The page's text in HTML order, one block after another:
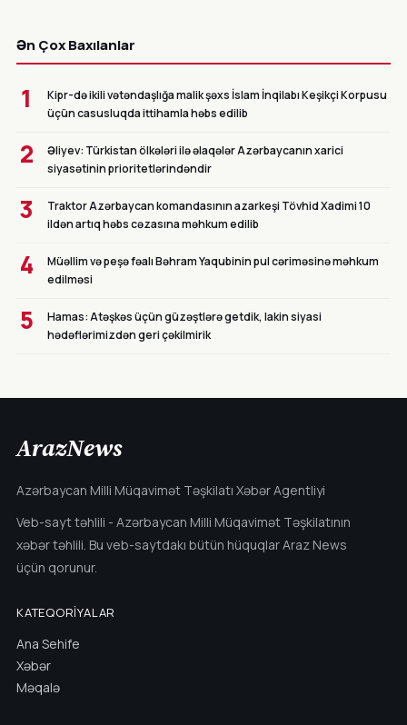
Ən Çox Baxılanlar
1
Kipr-də ikili vətəndaşlığa malik şəxs İslam İnqilabı Keşikçi Korpusu
üçün casusluqda ittihamla həbs edilib
2
Əliyev: Türkistan ölkələri ilə əlaqələr Azərbaycanın xarici
siyasətinin prioritetlərindəndir
3
Traktor Azərbaycan komandasının azarkeşi Tövhid Xadimi 10
ildən artıq həbs cəzasına məhkum edilib
4
Müəllim və peşə fəalı Bəhram Yaqubinin pul cəriməsinə məhkum
edilməsi
5
Hamas: Atəşkəs üçün güzəştlərə getdik, lakin siyasi
hədəflərimizdən geri çəkilmirik
ArazNews
Azərbaycan Milli Müqavimət Təşkilatı Xəbər Agentliyi
Veb-sayt təhlili - Azərbaycan Milli Müqavimət Təşkilatının
xəbər təhlili. Bu veb-saytdakı bütün hüquqlar Araz News
üçün qorunur.
KATEQORIYALAR
Ana Sehife
Xəbər
Məqalə